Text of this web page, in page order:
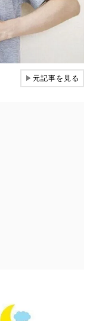
▶元記事を見る